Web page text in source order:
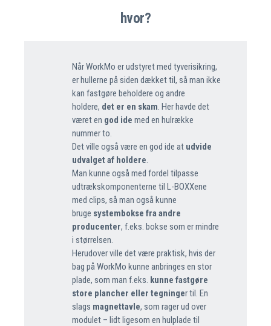
hvor?
Når WorkMo er udstyret med tyverisikring,
er hullerne på siden dækket til, så man ikke
kan fastgøre beholdere og andre
holdere, det er en skam. Her havde det
været en god ide med en hulrække
nummer to.
Det ville også være en god ide at udvide
udvalget af holdere.
Man kunne også med fordel tilpasse
udtrækskomponenterne til L-BOXXene
med clips, så man også kunne
bruge systembokse fra andre
producenter, f.eks. bokse som er mindre
i størrelsen.
Herudover ville det være praktisk, hvis der
bag på WorkMo kunne anbringes en stor
plade, som man f.eks. kunne fastgøre
store plancher eller tegninger til. En
slags magnettavle, som rager ud over
modulet – lidt ligesom en hulplade til